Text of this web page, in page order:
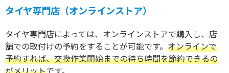
タイヤ専門店（オンラインストア）
タイヤ専門店によっては、オンラインストアで購入し、店
舗での取付けの予約をすることが可能です。 オンラインで
予約すれば、交換作業開始までの待ち時間を節約できるの
がメリットです。